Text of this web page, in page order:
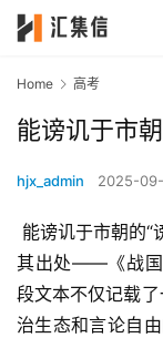
Home 高考
能谤讥于市
hjx_admin 2025-
其出处——《战国
段文本不仅记载
治生态和言论自由